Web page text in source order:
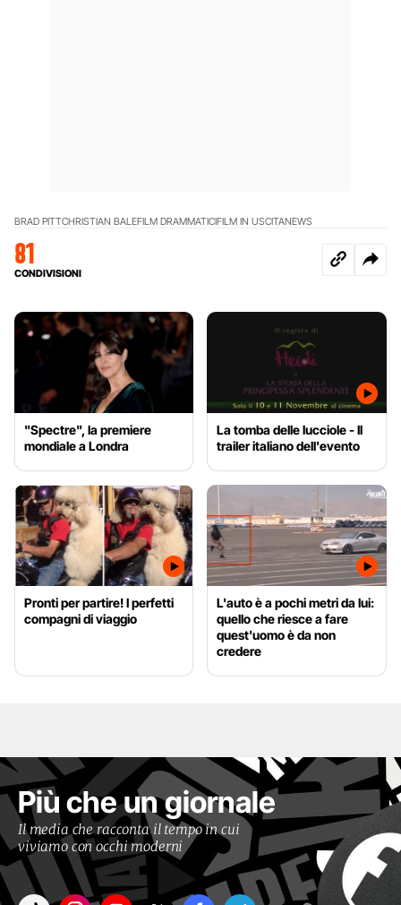
BRAD PITTCHRISTIAN BALEFILM DRAMMATICIFILM IN USCITANEWS
81
CONDIVISIONI
"Spectre", la premiere
mondiale a Londra
La tomba delle lucciole - Il
trailer italiano dell'evento
Pronti per partire! I perfetti
compagni di viaggio
L'auto è a pochi metri da lui:
quello che riesce a fare
quest'uomo è da non
credere
Più che un giornale
Il media che racconta il tempo in cui
viviamo con occhi moderni